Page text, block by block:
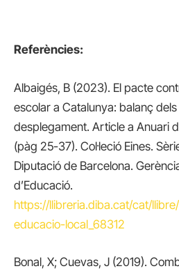
Referències:
Albaigés, B (2023). El pacte
escolar a Catalunya: balanç
desplegament. Article a Anuari
(pàg 25-37). Col·leció Eines.
Diputació de Barcelona.
d’Educació.
https://llibreria.diba.cat/cat/
educacio-local_68312
Bonal, X; Cuevas, J (2019).